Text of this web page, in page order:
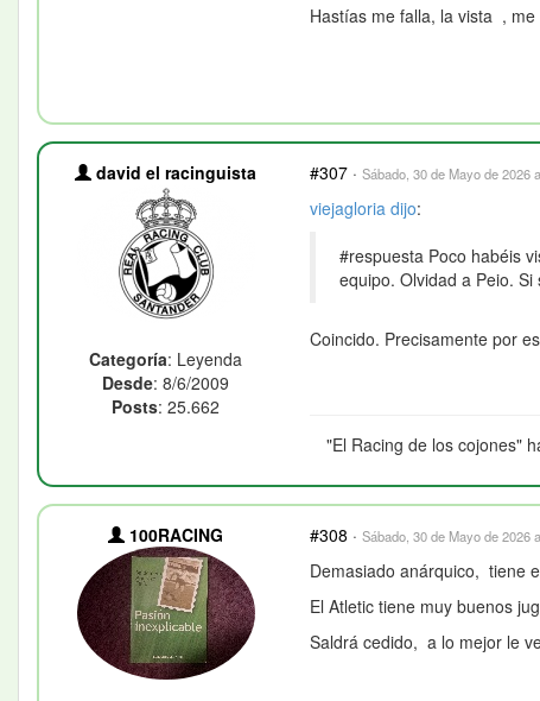
Hastías me falla, la vista ,
david el racinguista
Categoría: Leyenda
Desde: 8/6/2009
Posts: 25.662
#307 · Sábado, 30 de Mayo de 2026
viejagloria dijo:
#respuesta Poco habéis
equipo. Olvidad a Peio.
Coincido. Precisamente por
"El Racing de los cojones"
100RACING #308 · Sábado, 30 de Mayo de 2026
Demasiado anárquico, tiene
El Atletic tiene muy buenos
Saldrá cedido, a lo mejor le